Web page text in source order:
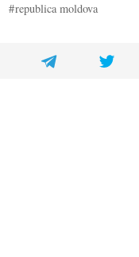
republica moldova